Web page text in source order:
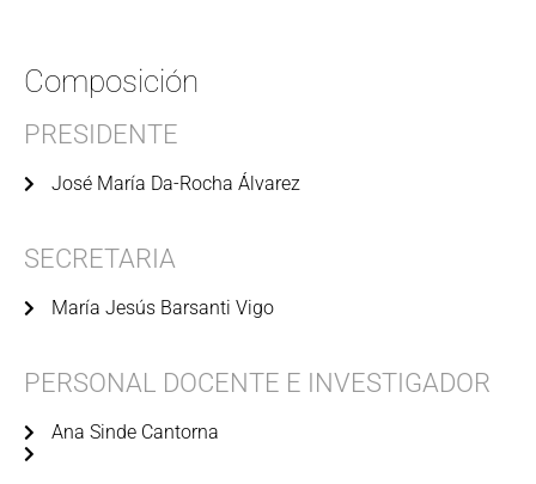
Composición
PRESIDENTE
José María Da-Rocha Álvarez
SECRETARIA
María Jesús Barsanti Vigo
PERSONAL DOCENTE E INVESTIGADOR
Ana Sinde Cantorna